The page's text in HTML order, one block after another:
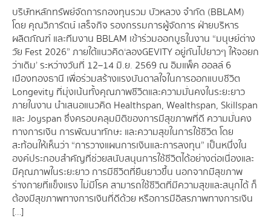
บริษัทหลักทรัพย์จัดการกองทุนรวม บัวหลวง จำกัด (BBLAM)
โดย คุณวิภารัตน์ เสร็จกิจ รองกรรมการผู้จัดการ ฝ่ายบริหาร
ผลิตภัณฑ์ และทีมงาน BBLAM เข้าร่วมออกบูธในงาน “มนุษย์ต่าง
วัย Fest 2026” ภายใต้แนวคิด‘ลองGEVITY อยู่กันไปยาวๆ ให้จอยก
ว่าเดิม’ ระหว่างวันที่ 12–14 มิ.ย. 2569 ณ อิมแพ็ค ฮอลล์ 6
เมืองทองธานี เพื่อร่วมสร้างแรงบันดาลใจในการออกแบบชีวิต
Longevity ที่มุ่งเน้นทั้งคุณภาพชีวิตและความมั่นคงในระยะยาว
ภายในงาน นำเสนอแนวคิด Healthspan, Wealthspan, Skillspan
และ Joyspan ซึ่งครอบคลุมมิติของการมีสุขภาพที่ดี ความมั่นคง
ทางการเงิน การพัฒนาทักษะ และความสุขในการใช้ชีวิต โดย
สะท้อนให้เห็นว่า “การวางแผนการเงินและการลงทุน” เป็นหนึ่งใน
องค์ประกอบสำคัญที่ช่วยสนับสนุนการใช้ชีวิตได้อย่างต่อเนื่องและ
มีคุณภาพในระยะยาว การมีชีวิตที่ยืนยาวขึ้น นอกจากมีสุขภาพ
ร่างกายที่แข็งแรง ไม่มีโรค สามารถใช้ชีวิตที่มีความสุขและสนุกได้ ก็
ต้องมีสุขภาพทางการเงินที่ดีด้วย หรือการมีอิสรภาพทางการเงิน
[…]